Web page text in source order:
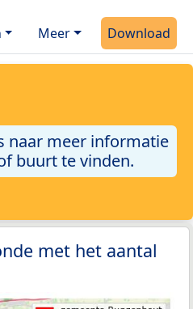
Meer Download
naar meer informatie
buurt te vinden.
met het aantal